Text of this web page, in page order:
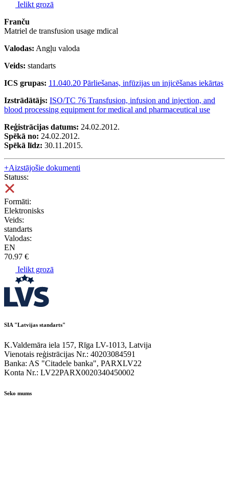
Ielikt grozā
Franču
Matriel de transfusion usage mdical
Valodas: Angļu valoda
Veids: standarts
ICS grupas: 11.040.20 Pārliešanas, infūzijas un injicēšanas iekārtas
Izstrādātājs: ISO/TC 76 Transfusion, infusion and injection, and
blood processing equipment for medical and pharmaceutical use
Reģistrācijas datums: 24.02.2012.
Spēkā no: 24.02.2012.
Spēkā līdz: 30.11.2015.
+Aizstājošie dokumenti
Statuss:
Formāti:
Elektronisks
Veids:
standarts
Valodas:
EN
70.97 €
Ielikt grozā
SIA "Latvijas standarts"
K.Valdemāra iela 157, Rīga LV-1013, Latvija
Vienotais reģistrācijas Nr.: 40203084591
Banka: AS "Citadele banka", PARXLV22
Konta Nr.: LV22PARX0020340450002
Seko mums